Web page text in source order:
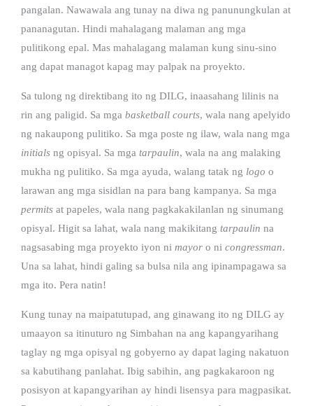
pangalan. Nawawala ang tunay na diwa ng panunungkulan at
pananagutan. Hindi mahalagang malaman ang mga
pulitikong epal. Mas mahalagang malaman kung sinu-sino
ang dapat managot kapag may palpak na proyekto.
Sa tulong ng direktibang ito ng DILG, inaasahang lilinis na
rin ang paligid. Sa mga basketball courts, wala nang apelyido
ng nakaupong pulitiko. Sa mga poste ng ilaw, wala nang mga
initials ng opisyal. Sa mga tarpaulin, wala na ang malaking
mukha ng pulitiko. Sa mga ayuda, walang tatak ng logo o
larawan ang mga sisidlan na para bang kampanya. Sa mga
permits at papeles, wala nang pagkakakilanlan ng sinumang
opisyal. Higit sa lahat, wala nang makikitang tarpaulin na
nagsasabing mga proyekto iyon ni mayor o ni congressman.
Una sa lahat, hindi galing sa bulsa nila ang ipinampagawa sa
mga ito. Pera natin!
Kung tunay na maipatutupad, ang ginawang ito ng DILG ay
umaayon sa itinuturo ng Simbahan na ang kapangyarihang
taglay ng mga opisyal ng gobyerno ay dapat laging nakatuon
sa kabutihang panlahat. Ibig sabihin, ang pagkakaroon ng
posisyon at kapangyarihan ay hindi lisensya para magpasikat.